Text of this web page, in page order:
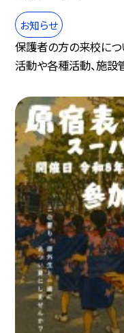
お知らせ
保護者の方の来校に
活動や各種活動、施設